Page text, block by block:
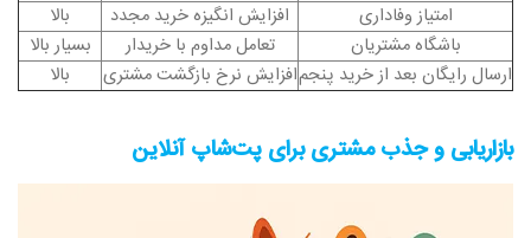
امتیاز وفاداری
افزایش انگیزه خرید مجدد
بالا
باشگاه مشتریان
تعامل مداوم با خریدار
بسیار بالا
ارسال رایگان بعد از خرید پنجمافزایش نرخ بازگشت مشتری بالا
بازاریابی و جذب مشتری برای پت‌شاپ آنلاین